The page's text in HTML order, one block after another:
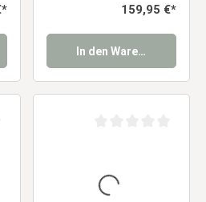
Regulärer Preis:
159,95 €*
In den Warenkorb